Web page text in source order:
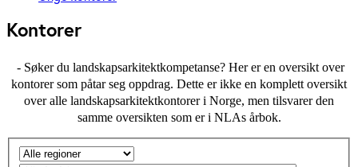
Kontorer
- Søker du landskapsarkitektkompetanse? Her er en oversikt over
kontorer som påtar seg oppdrag. Dette er ikke en komplett oversikt
over alle landskapsarkitektkontorer i Norge, men tilsvarer den
samme oversikten som er i NLAs årbok.